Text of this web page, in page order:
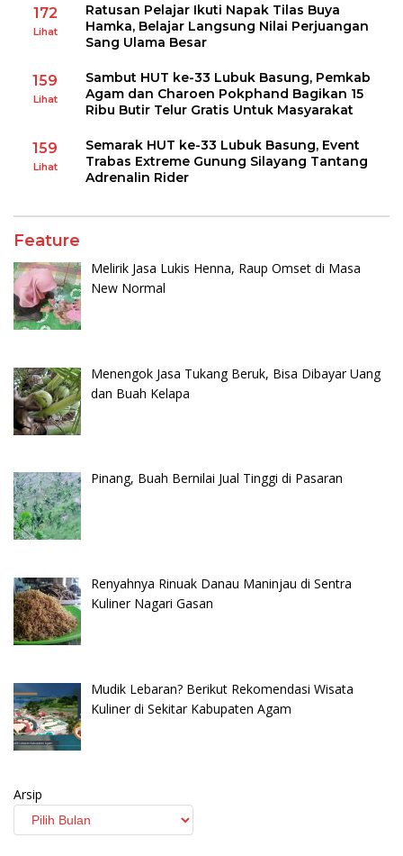
172
Lihat
Ratusan Pelajar Ikuti Napak Tilas Buya
Hamka, Belajar Langsung Nilai Perjuangan
Sang Ulama Besar
159
Lihat
Sambut HUT ke-33 Lubuk Basung, Pemkab
Agam dan Charoen Pokphand Bagikan 15
Ribu Butir Telur Gratis Untuk Masyarakat
159
Lihat
Semarak HUT ke-33 Lubuk Basung, Event
Trabas Extreme Gunung Silayang Tantang
Adrenalin Rider
Feature
Melirik Jasa Lukis Henna, Raup Omset di Masa
New Normal
Menengok Jasa Tukang Beruk, Bisa Dibayar Uang
dan Buah Kelapa
Pinang, Buah Bernilai Jual Tinggi di Pasaran
Renyahnya Rinuak Danau Maninjau di Sentra
Kuliner Nagari Gasan
Mudik Lebaran? Berikut Rekomendasi Wisata
Kuliner di Sekitar Kabupaten Agam
Arsip